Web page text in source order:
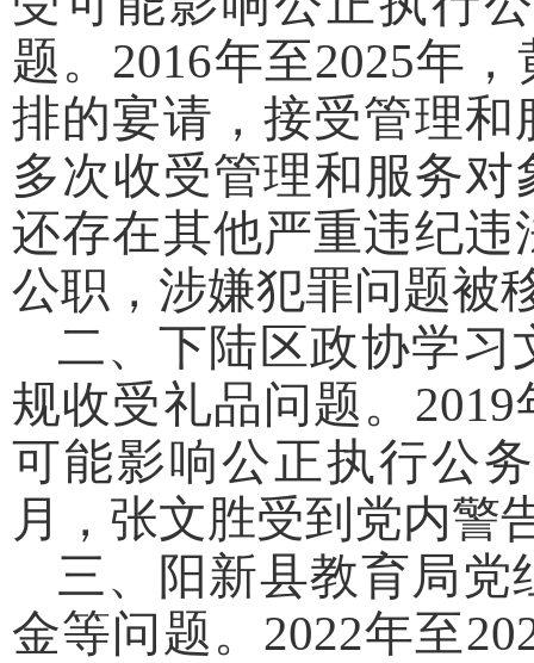
题。2016年至2025年
排的宴请，接受管理
多次收受管理和服务
还存在其他严重违纪违
公职，涉嫌犯罪问题被
二、下陆区政协学习
规收受礼品问题。
可能影响公正执行公
月，张文胜受到党内警
三、阳新县教育局党
金等问题。2022年至